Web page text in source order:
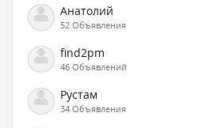
Анатолий
52 Объявления
find2pm
46 Объявлений
Рустам
34 Объявления